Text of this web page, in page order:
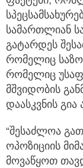
სამართლიან
გატარდეს
რომელიც
რომელიც
მშვიდობის
დაასკვნის გია
“შესაძლოა
ოპოზიციის
მოვაწყოთ